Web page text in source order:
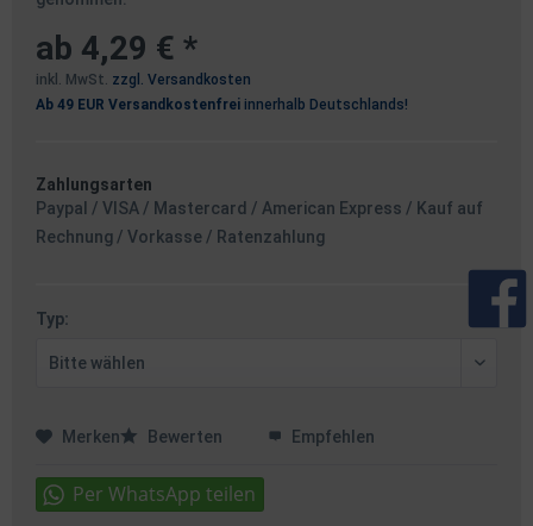
ab 4,29 € *
inkl. MwSt. zzgl. Versandkosten
Ab 49 EUR Versandkostenfrei innerhalb Deutschlands!
Zahlungsarten
Paypal / VISA / Mastercard / American Express / Kauf auf
Rechnung / Vorkasse / Ratenzahlung
Typ:
Merken Bewerten Empfehlen